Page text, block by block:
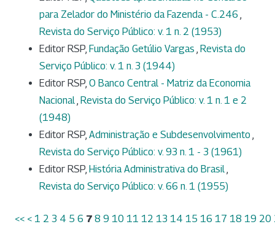
para Zelador do Ministério da Fazenda - C.246
Revista do Serviço Público: v. 1 n. 2 (1953)
Editor RSP, Fundação Getúlio Vargas Revista do
Serviço Público: v. 1 n. 3 (1944)
Editor RSP, O Banco Central - Matriz da Economia
Nacional Revista do Serviço Público: v. 1 n. 1 e 2
(1948)
Editor RSP, Administração e Subdesenvolvimento
Revista do Serviço Público: v. 93 n. 1 - 3 (1961)
Editor RSP, História Administrativa do Brasil
Revista do Serviço Público: v. 66 n. 1 (1955)
<< < 1 2 3 4 5 6 7 8 9 10 11 12 13 14 15 16 17 18 19 20